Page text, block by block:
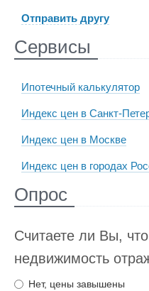
Отправить другу
Сервисы
Ипотечный калькулятор
Индекс цен в Санкт-
Индекс цен в Москве
Индекс цен в городах
Опрос
Считаете ли Вы,
недвижимость
Нет, цены завышены